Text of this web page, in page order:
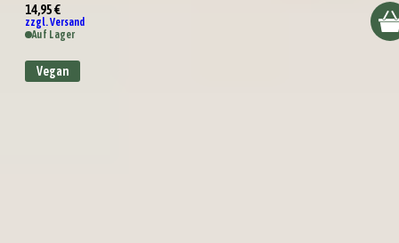
14,95 €
zzgl. Versand
Auf Lager
Vegan